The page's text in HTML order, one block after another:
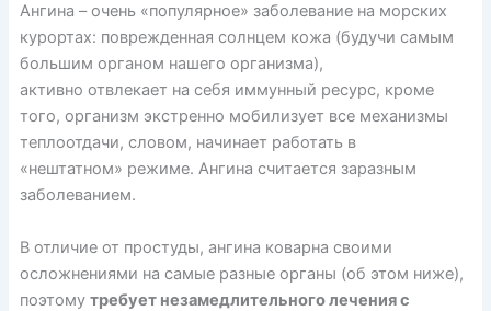
Ангина – очень «популярное» заболевание на морских
курортах: поврежденная солнцем кожа (будучи самым
большим органом нашего организма),
активно отвлекает на себя иммунный ресурс, кроме
того, организм экстренно мобилизует все механизмы
теплоотдачи, словом, начинает работать в
«нештатном» режиме. Ангина считается заразным
заболеванием.
В отличие от простуды, ангина коварна своими
осложнениями на самые разные органы (об этом ниже),
поэтому требует незамедлительного лечения с